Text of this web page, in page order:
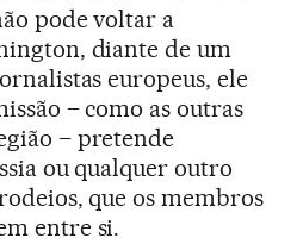
pode voltar a
diante de um
europeus, ele
– como as outras
– pretende
ou qualquer outro
que os membros
entre si.